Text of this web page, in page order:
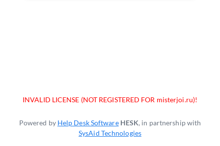
INVALID LICENSE (NOT REGISTERED FOR misterjoi.ru)!
Powered by Help Desk Software HESK, in partnership with
SysAid Technologies